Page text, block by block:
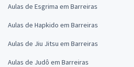
Aulas de Esgrima em Barreiras
Aulas de Hapkido em Barreiras
Aulas de Jiu Jitsu em Barreiras
Aulas de Judô em Barreiras